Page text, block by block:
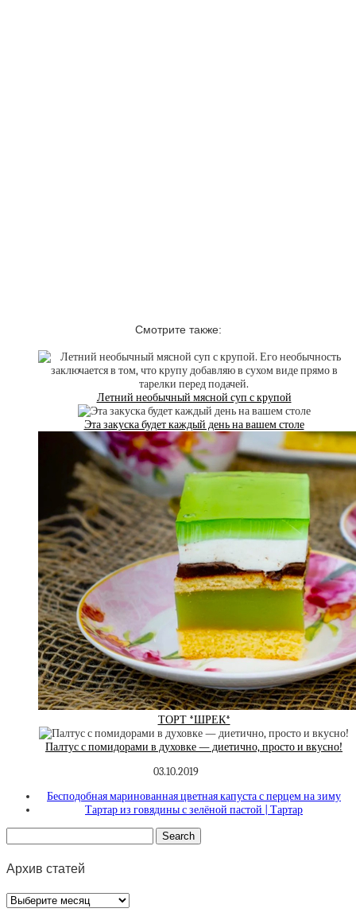
Смотрите также:
Летний необычный мясной суп с крупой
Эта закуска будет каждый день на вашем столе
ТОРТ *ШРЕК*
Палтус с помидорами в духовке — диетично, просто и вкусно!
03.10.2019
Бесподобная маринованная цветная капуста с перцем на зиму
Тартар из говядины с зелёной пастой | Тартар
Архив статей
Архив
статей